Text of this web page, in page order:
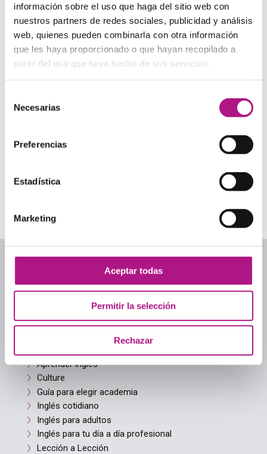
información sobre el uso que haga del sitio web con
nuestros partners de redes sociales, publicidad y análisis
web, quienes pueden combinarla con otra información
que les haya proporcionado o que hayan recopilado a
partir del uso que haya hecho de sus servicios.
Necesarias
Preferencias
Estadística
Marketing
Aceptar todas
Permitir la selección
Rechazar
Curso de inglés para
tiempo: cómo
¿Te suena esta historia?
Empiezas un curso de
Have got y has got:
Have got y has got son
los verbos imprescindibles
1
Academias de inglés
Aprender inglés
Culture
Guía para elegir academia
Inglés cotidiano
Inglés para adultos
Inglés para tu día a día profesional
Lección a Lección